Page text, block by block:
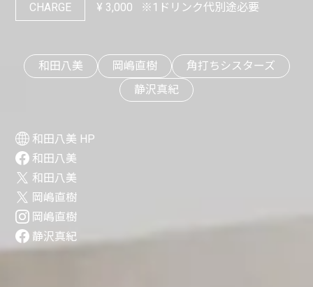
CHARGE ¥ 3,000 ※1ドリンク代別途必要
和田八美 岡嶋直樹
角打ちシスターズ
静沢真紀
和田八美 HP
和田八美
和田八美
岡嶋直樹
岡嶋直樹
静沢真紀